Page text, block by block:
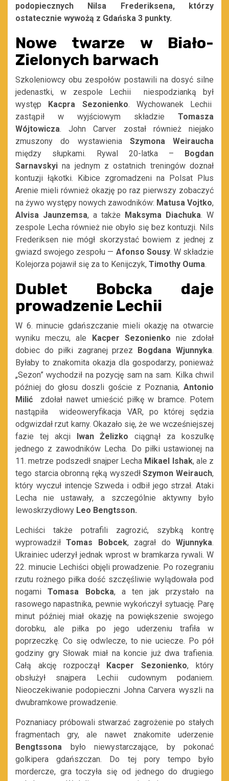
podopiecznych Nilsa Frederiksena, którzy
ostatecznie wywożą z Gdańska 3 punkty.
Nowe twarze w Biało-
Zielonych barwach
Szkoleniowcy obu zespołów postawili na dosyć silne
jedenastki, w zespole Lechii niespodzianką był
występ Kacpra Sezonienko. Wychowanek Lechii
zastąpił w wyjściowym składzie Tomasza
Wójtowicza. John Carver został również niejako
zmuszony do wystawienia Szymona Weiraucha
między słupkami. Rywal 20-latka – Bogdan
Sarnavskyi na jednym z ostatnich treningów doznał
kontuzji łąkotki. Kibice zgromadzeni na Polsat Plus
Arenie mieli również okazję po raz pierwszy zobaczyć
na żywo występy nowych zawodników: Matusa Vojtko,
Alvisa Jaunzemsa, a także Maksyma Diachuka. W
zespole Lecha również nie obyło się bez kontuzji. Nils
Frederiksen nie mógł skorzystać bowiem z jednej z
gwiazd swojego zespołu — Afonso Sousy. W składzie
Kolejorza pojawił się za to Kenijczyk, Timothy Ouma.
Dublet Bobcka daje
prowadzenie Lechii
W 6. minucie gdańszczanie mieli okazję na otwarcie
wyniku meczu, ale Kacper Sezonienko nie zdołał
dobiec do piłki zagranej przez Bogdana Wjunnyka.
Byłaby to znakomita okazja dla gospodarzy, ponieważ
„Sezon” wychodził na pozycję sam na sam. Kilka chwil
później do głosu doszli goście z Poznania, Antonio
Milić zdołał nawet umieścić piłkę w bramce. Potem
nastąpiła wideoweryfikacja VAR, po której sędzia
odgwizdał rzut karny. Okazało się, że we wcześniejszej
fazie tej akcjiIwan Żelizko ciągnął za koszulkę
jednego z zawodników Lecha. Do piłki ustawionej na
11. metrze podszedł snajper Lecha Mikael Ishak, ale z
tego starcia obronną ręką wyszedłSzymon Weirauch,
który wyczuł intencje Szweda i odbił jego strzał. Ataki
Lecha nie ustawały, a szczególnie aktywny było
lewoskrzydłowy Leo Bengtsson.
Lechiści także potrafili zagrozić, szybką kontrę
wyprowadziłTomas Bobcek, zagrał doWjunnyka.
Ukrainiec uderzył jednak wprost w bramkarza rywali. W
22. minucie Lechiści objęli prowadzenie. Po rozegraniu
rzutu rożnego piłka dość szczęśliwie wylądowała pod
nogamiTomasa Bobcka, a ten jak przystało na
rasowego napastnika, pewnie wykończył sytuację. Parę
minut później miał okazję na powiększenie swojego
dorobku, ale piłka po jego uderzeniu trafiła w
poprzeczkę. Co się odwlecze, to nie uciecze. Po pół
godziny gry Słowak miał na koncie już dwa trafienia.
Całą akcję rozpoczął Kacper Sezonienko, który
obsłużył snajpera Lechii cudownym podaniem.
Nieoczekiwanie podopieczni Johna Carvera wyszli na
dwubramkowe prowadzenie.
Poznaniacy próbowali stwarzać zagrożenie po stałych
fragmentach gry, ale nawet znakomite uderzenie
Bengtssona było niewystarczające, by pokonać
golkipera gdańszczan. Do tej pory tempo było
mordercze, gra toczyła się od jednego do drugiego